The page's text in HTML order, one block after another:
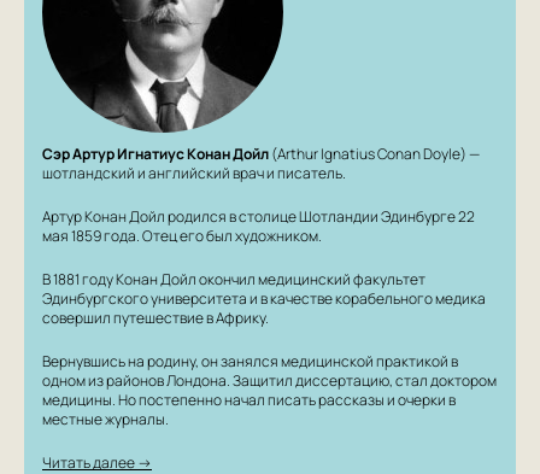
Сэр Артур Игнатиус Конан Дойл(Arthur Ignatius Conan Doyle) —
шотландский и английский врач и писатель.
Артур Конан Дойл родился в столице Шотландии Эдинбурге 22
мая 1859 года. Отец его был художником.
В 1881 году Конан Дойл окончил медицинский факультет
Эдинбургского университета и в качестве корабельного медика
совершил путешествие в Африку.
Вернувшись на родину, он занялся медицинской практикой в
одном из районов Лондона. Защитил диссертацию, стал доктором
медицины. Но постепенно начал писать рассказы и очерки в
местные журналы.
Читать далее →